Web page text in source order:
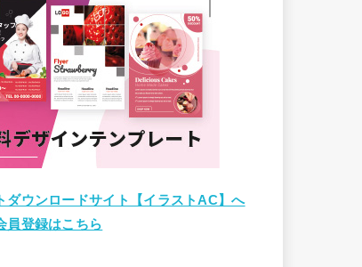
ダウンロードサイト【イラストAC】へ
員登録はこちら